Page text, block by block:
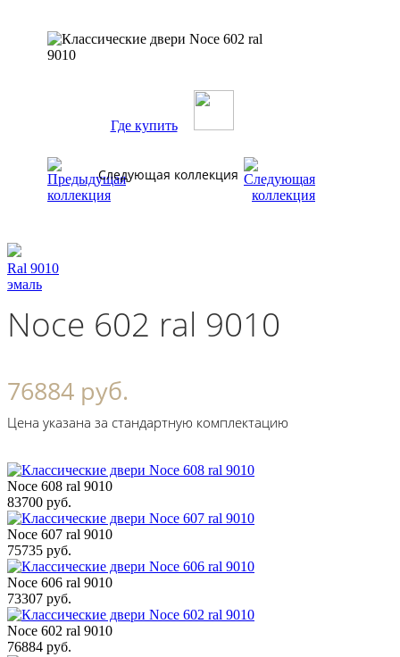
Где купить
Следующая коллекция
Ral 9010
эмаль
Noce 602 ral 9010
76884 руб.
Цена указана за стандартную комплектацию
Noce 608 ral 9010
83700 руб.
Noce 607 ral 9010
75735 руб.
Noce 606 ral 9010
73307 руб.
Noce 602 ral 9010
76884 руб.